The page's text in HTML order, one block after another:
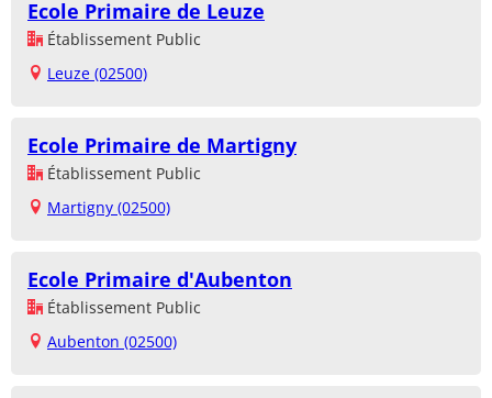
Ecole Primaire de Leuze
Établissement Public
Leuze (02500)
Ecole Primaire de Martigny
Établissement Public
Martigny (02500)
Ecole Primaire d'Aubenton
Établissement Public
Aubenton (02500)